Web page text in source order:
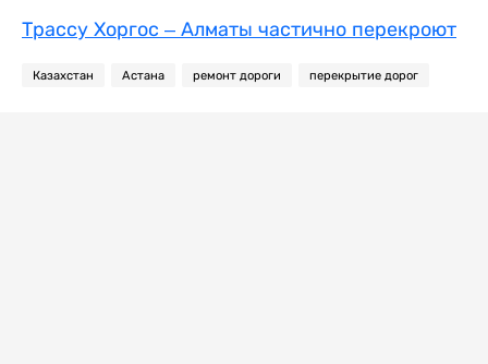
Трассу Хоргос – Алматы частично перекроют
Казахстан Астана ремонт дороги перекрытие дорог